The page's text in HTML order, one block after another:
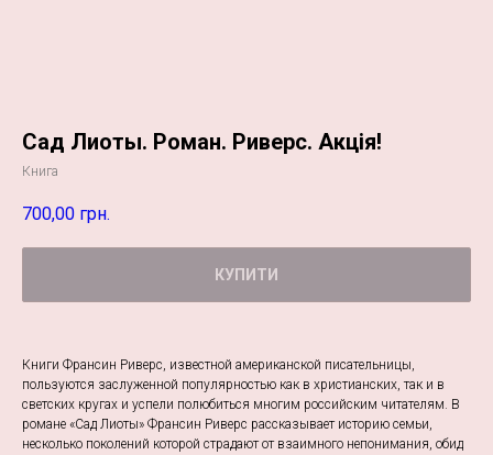
Сад Лиоты. Роман. Риверс. Акція!
Книга
700,00 грн.
КУПИТИ
Книги Франсин Риверс, известной американской писательницы,
пользуются заслуженной популярностью как в христианских, так и в
светских кругах и успели полюбиться многим российским читателям. В
романе «Сад Лиоты» Франсин Риверс рассказывает историю семьи,
несколько поколений которой страдают от взаимного непонимания, обид